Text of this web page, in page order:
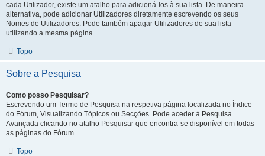
cada Utilizador, existe um atalho para adicioná-los à sua lista. De maneira
alternativa, pode adicionar Utilizadores diretamente escrevendo os seus
Nomes de Utilizadores. Pode também apagar Utilizadores de sua lista
utilizando a mesma página.
Topo
Sobre a Pesquisa
Como posso Pesquisar?
Escrevendo um Termo de Pesquisa na respetiva página localizada no Índice
do Fórum, Visualizando Tópicos ou Secções. Pode aceder à Pesquisa
Avançada clicando no atalho Pesquisar que encontra-se disponível em todas
as páginas do Fórum.
Topo